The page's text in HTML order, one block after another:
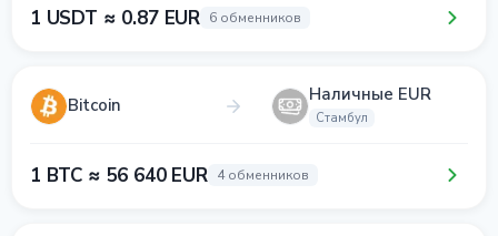
1 USDT ≈ 0.87 EUR 6 обменников
Bitcoin Наличные EUR
Стамбул
1 BTC ≈ 56 640 EUR 4 обменников